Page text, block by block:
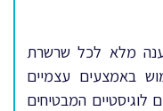
מלא לכל שרשרת
באמצעים עצמיים
לוגיסטיים המבטיחים